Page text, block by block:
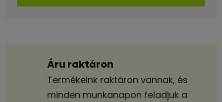
Áru raktáron
Termékeink raktáron vannak, és
minden munkanapon feladjuk a